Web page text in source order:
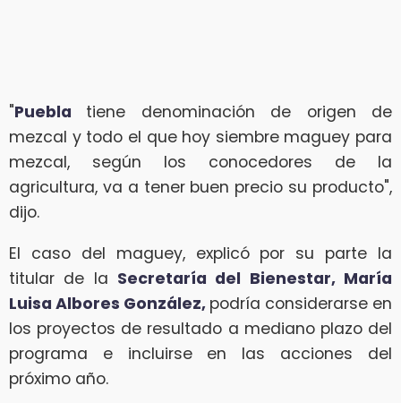
"Puebla tiene denominación de origen de
mezcal y todo el que hoy siembre maguey para
mezcal, según los conocedores de la
agricultura, va a tener buen precio su producto",
dijo.
El caso del maguey, explicó por su parte la
titular de la Secretaría del Bienestar, María
Luisa Albores González, podría considerarse en
los proyectos de resultado a mediano plazo del
programa e incluirse en las acciones del
próximo año.